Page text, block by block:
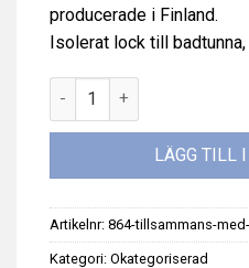
producerade i Finland.
Isolerat lock till
Isolerat vikbart lock
LÄGG TILL
Artikelnr: 864-tillsammans-
Kategori: Okategoriserad